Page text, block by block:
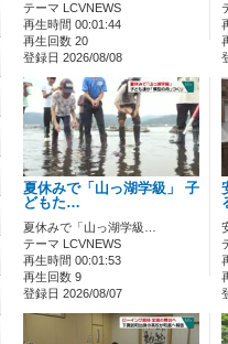
テーマ LCVNEWS
再生時間 00:01:44
再生回数 20
登録日 2026/08/08
夏休みで「山っ湖学級」 子
どもた…
夏休みで「山っ湖学級…
テーマ LCVNEWS
再生時間 00:01:53
再生回数 9
登録日 2026/08/07